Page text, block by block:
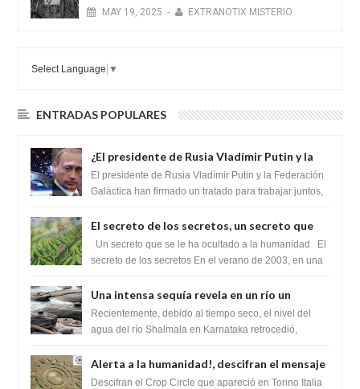
MAY 19, 2025 - EXTRANOTIX MISTERIO
Select Language ▼
ENTRADAS POPULARES
¿El presidente de Rusia Vladímir Putin y la
Federación Galactica han firmado un
tratado para acabar con los Sionistas?
El presidente de Rusia Vladímir Putin y la Federación
Galáctica han firmado un tratado para trabajar juntos,
El secreto de los secretos, un secreto que
cambiaría por completo el destino de la
humanidad
Un secreto que se le ha ocultado a la humanidad El
secreto de los secretos En el verano de 2003, en una
Una intensa sequía revela en un río un
impresionante hallazgo de miles de Shiva
Lingas
Recientemente, debido al tiempo seco, el nivel del
agua del río Shalmala en Karnataka retrocedió,
Alerta a la humanidad!, descifran el mensaje
del Crop Circle de Torino ,Italia
Descifran el Crop Circle que apareció en Torino Italia